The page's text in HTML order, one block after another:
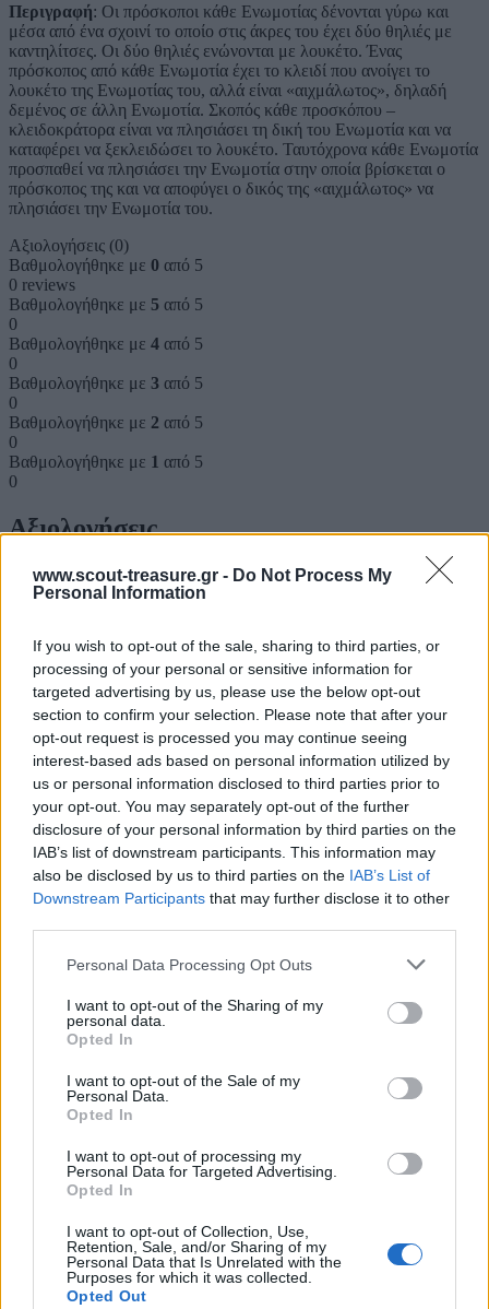
www.scout-treasure.gr - Do Not Process My
Personal Information
If you wish to opt-out of the sale, sharing to third parties, or
processing of your personal or sensitive information for
targeted advertising by us, please use the below opt-out
section to confirm your selection. Please note that after your
opt-out request is processed you may continue seeing
interest-based ads based on personal information utilized by
us or personal information disclosed to third parties prior to
your opt-out. You may separately opt-out of the further
disclosure of your personal information by third parties on the
IAB’s list of downstream participants. This information may
also be disclosed by us to third parties on the IAB’s List of
Downstream Participants that may further disclose it to other
Please note that this website/app uses one or more Google
not limited to your visit or usage behaviour. You may click to
grant or deny consent to Google and its third-party tags to
use your data for below specified purposes in below Google
consent section.
Personal Data Processing Opt Outs
I want to opt-out of the Sharing of my
personal data.
Opted In
I want to opt-out of the Sale of my
Personal Data.
Opted In
I want to opt-out of processing my
Personal Data for Targeted Advertising.
Opted In
I want to opt-out of Collection, Use,
Retention, Sale, and/or Sharing of my
Personal Data that Is Unrelated with the
Purposes for which it was collected.
Opted Out
Περιγραφή: Οι πρόσκοποι κάθε Ενωμοτίας δένονται γύρω και
μέσα από ένα σχοινί το οποίο στις άκρες του έχει δύο θηλιές με
καντηλίτσες. Οι δύο θηλιές ενώνονται με λουκέτο. Ένας
πρόσκοπος από κάθε Ενωμοτία έχει το κλειδί που ανοίγει το
λουκέτο της Ενωμοτίας του, αλλά είναι «αιχμάλωτος», δηλαδή
δεμένος σε άλλη Ενωμοτία. Σκοπός κάθε προσκόπου –
κλειδοκράτορα είναι να πλησιάσει τη δική του Ενωμοτία και να
καταφέρει να ξεκλειδώσει το λουκέτο. Ταυτόχρονα κάθε Ενωμοτία
προσπαθεί να πλησιάσει την Ενωμοτία στην οποία βρίσκεται ο
πρόσκοπος της και να αποφύγει ο δικός της «αιχμάλωτος» να
πλησιάσει την Ενωμοτία του.
Αξιολογήσεις (0)
Βαθμολογήθηκε με 0 από 5
0 reviews
Βαθμολογήθηκε με 5 από 5
0
Βαθμολογήθηκε με 4 από 5
0
Βαθμολογήθηκε με 3 από 5
0
Βαθμολογήθηκε με 2 από 5
0
Βαθμολογήθηκε με 1 από 5
0
Αξιολογήσεις
Clear filters
Κάνετε την πρώτη αξιολόγηση για το προϊόν: “ΛΟΥΚΕΤΟ”
Η ηλ. διεύθυνση σας δεν δημοσιεύεται.
Τα υποχρεωτικά πεδία
σημειώνονται με*
Η βαθμολογία σας*
Η αξιολόγησή σας*
αυτόν τον πλοηγό για την επόμενη φορά που θα σχολιάσω.
ΠΙΣΩ ΣΕ Προσκοπικά παιχνίδια
Σχετικά προϊόντα
1-2-3-4-5